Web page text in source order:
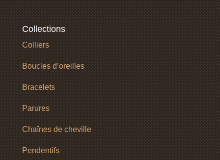
Collections
Colliers
Boucles d’oreilles
Bracelets
Parures
Chaînes de cheville
Pendentifs